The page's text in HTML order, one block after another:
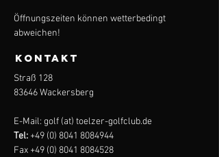
Öffnungszeiten können wetterbedingt
abweichen!
KONTAKT
Straß 128
83646 Wackersberg
E-Mail: golf (at) toelzer-golfclub.de
Tel: +49 (0) 8041 8084944
Fax +49 (0) 8041 8084528